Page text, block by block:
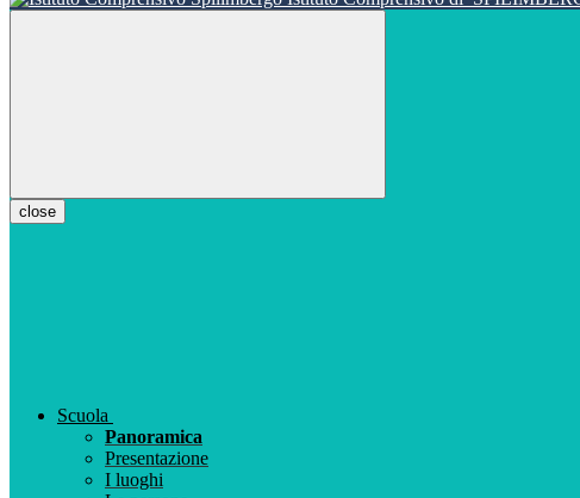
close
Scuola
Panoramica
Presentazione
I luoghi